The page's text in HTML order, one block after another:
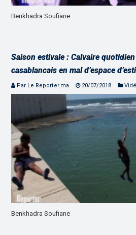
Benkhadra Soufiane
Saison estivale : Calvaire
casablancais en mal d’espace
Par Le Reporter.ma 20/07/2018
Benkhadra Soufiane